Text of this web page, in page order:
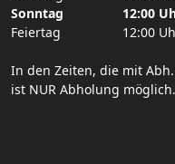
Sonntag
12:00
Feiertag
12:00
In den Zeiten, die mit
ist NUR Abholung möglich.